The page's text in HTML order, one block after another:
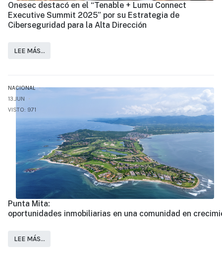
Onesec destacó en el “Tenable + Lumu Connect
Executive Summit 2025” por su Estrategia de
Ciberseguridad para la Alta Dirección
LEE MÁS…
NACIONAL
13.JUN
VISTO: 971
Punta Mita:
oportunidades inmobiliarias en una comunidad en
LEE MÁS…